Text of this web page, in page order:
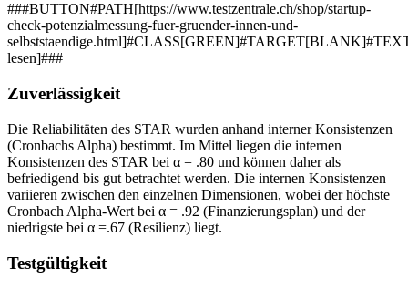
###BUTTON#PATH[https://www.testzentrale.ch/shop/startup-
check-potenzialmessung-fuer-gruender-innen-und-
lesen]###
Zuverlässigkeit
Die Reliabilitäten des STAR wurden anhand interner Konsistenzen
(Cronbachs Alpha) bestimmt. Im Mittel liegen die internen
Konsistenzen des STAR bei α = .80 und können daher als
befriedigend bis gut betrachtet werden. Die internen Konsistenzen
variieren zwischen den einzelnen Dimensionen, wobei der höchste
Cronbach Alpha-Wert bei α = .92 (Finanzierungsplan) und der
niedrigste bei α =.67 (Resilienz) liegt.
Testgültigkeit